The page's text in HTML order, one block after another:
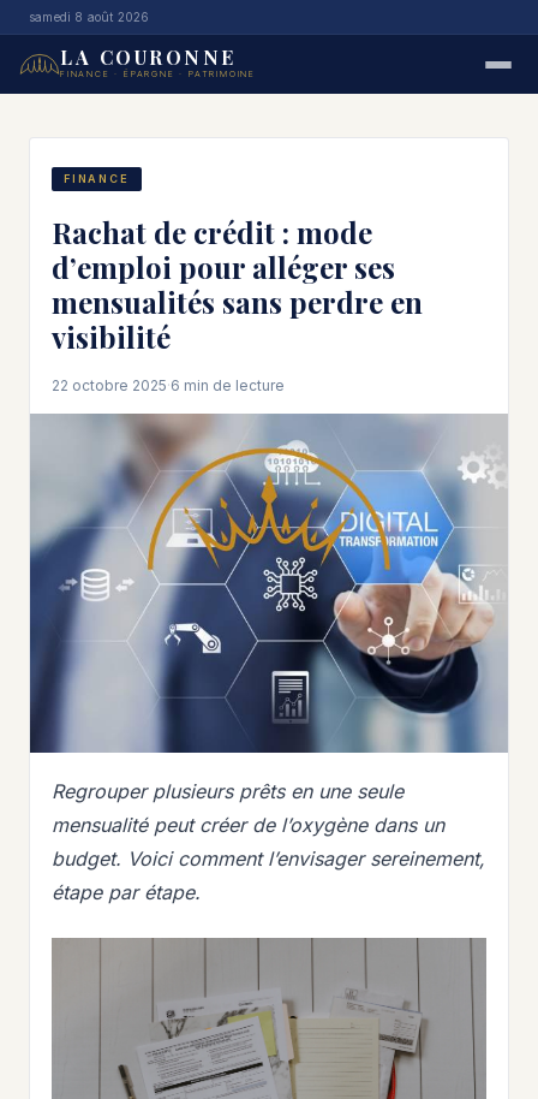
samedi 8 août 2026
LA COURONNE
FINANCE · ÉPARGNE · PATRIMOINE
FINANCE
Rachat de crédit : mode
d’emploi pour alléger ses
mensualités sans perdre en
visibilité
22 octobre 2025·6 min de lecture
Regrouper plusieurs prêts en une seule
mensualité peut créer de l’oxygène dans un
budget. Voici comment l’envisager sereinement,
étape par étape.